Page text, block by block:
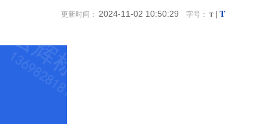
更新时间： 2024-11-02 10:50:29 字号： T | T